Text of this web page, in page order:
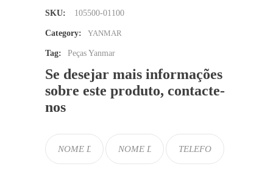
SKU: 105500-01100
Category: YANMAR
Tag: Peças Yanmar
Se desejar mais informações
sobre este produto, contacte-
nos